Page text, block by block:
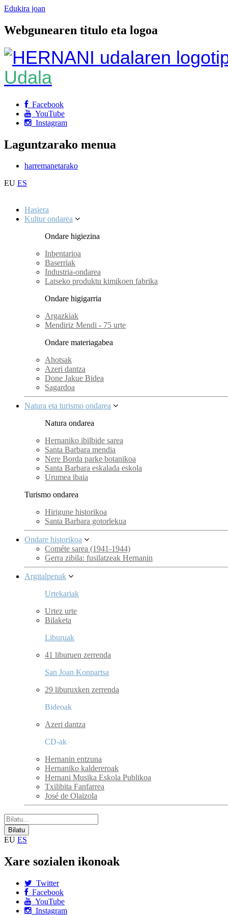
Edukira joan
Webgunearen titulo eta logoa
Udala
Facebook
YouTube
Instagram
Laguntzarako menua
harremanetarako
EU ES
Hasiera
Kultur ondarea
Ondare higiezina
Inbentarioa
Baserriak
Industria-ondarea
Latseko produktu kimikoen fabrika
Ondare higigarria
Argazkiak
Mendiriz Mendi - 75 urte
Ondare materiagabea
Ahotsak
Azeri dantza
Done Jakue Bidea
Sagardoa
Natura eta turismo ondarea
Natura ondarea
Hernaniko ibilbide sarea
Santa Barbara mendia
Nere Borda parke botanikoa
Santa Barbara eskalada eskola
Urumea ibaia
Turismo ondarea
Hirigune historikoa
Santa Barbara gotorlekua
Ondare historikoa
Cométe sarea (1941-1944)
Gerra zibila: fusilatzeak Hernanin
Argitalpenak
Urtekariak
Urtez urte
Bilaketa
Liburuak
41 liburuen zerrenda
San Joan Konpartsa
29 liburuxken zerrenda
Bideoak
Azeri dantza
CD-ak
Hernanin entzuna
Hernaniko kaldereroak
Hernani Musika Eskola Publikoa
Txilibita Fanfarrea
José de Olaizola
EU ES
Xare sozialen ikonoak
Twitter
Facebook
YouTube
Instagram